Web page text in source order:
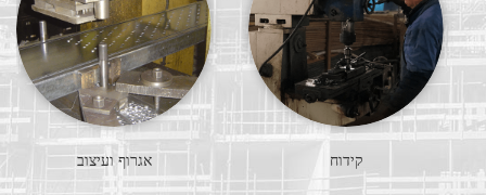
אגרוף ועיצוב קידוח